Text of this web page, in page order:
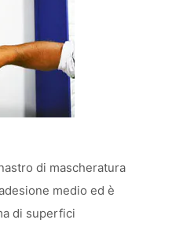
di mascheratura
medio ed è
di superfici